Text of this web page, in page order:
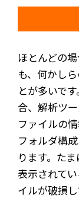
ほとんどの
も、何かし
とが多いで
合、解析ツ
ファイルの
フォルダ構
ります。た
表示されて
イルが破損